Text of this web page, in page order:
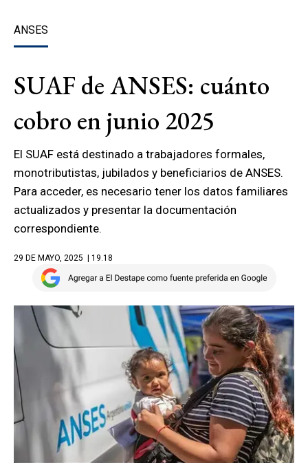
ANSES
SUAF de ANSES: cuánto
cobro en junio 2025
El SUAF está destinado a trabajadores formales,
monotributistas, jubilados y beneficiarios de ANSES.
Para acceder, es necesario tener los datos familiares
actualizados y presentar la documentación
correspondiente.
29 DE MAYO, 2025 | 19.18